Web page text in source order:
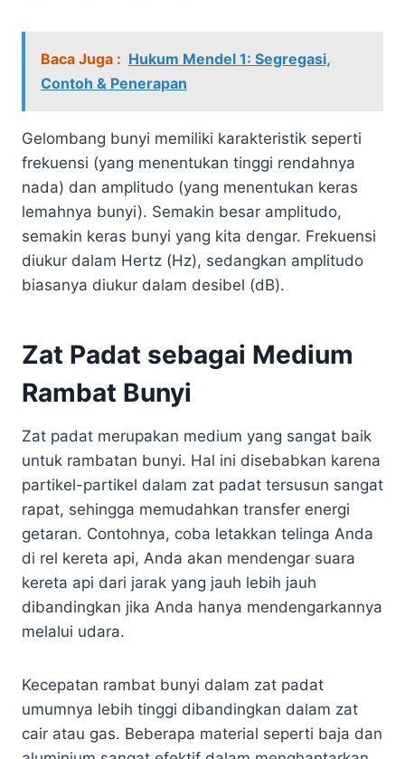
Baca Juga : Hukum Mendel 1: Segregasi,
Contoh & Penerapan
Gelombang bunyi memiliki karakteristik seperti
frekuensi (yang menentukan tinggi rendahnya
nada) dan amplitudo (yang menentukan keras
lemahnya bunyi). Semakin besar amplitudo,
semakin keras bunyi yang kita dengar. Frekuensi
diukur dalam Hertz (Hz), sedangkan amplitudo
biasanya diukur dalam desibel (dB).
Zat Padat sebagai Medium
Rambat Bunyi
Zat padat merupakan medium yang sangat baik
untuk rambatan bunyi. Hal ini disebabkan karena
partikel-partikel dalam zat padat tersusun sangat
rapat, sehingga memudahkan transfer energi
getaran. Contohnya, coba letakkan telinga Anda
di rel kereta api, Anda akan mendengar suara
kereta api dari jarak yang jauh lebih jauh
dibandingkan jika Anda hanya mendengarkannya
melalui udara.
Kecepatan rambat bunyi dalam zat padat
umumnya lebih tinggi dibandingkan dalam zat
cair atau gas. Beberapa material seperti baja dan